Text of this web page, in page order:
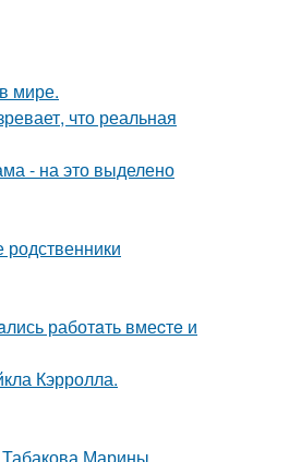
мире.
что реальная
- на это выделено
работaть вмеcтe и
Кэрролла.